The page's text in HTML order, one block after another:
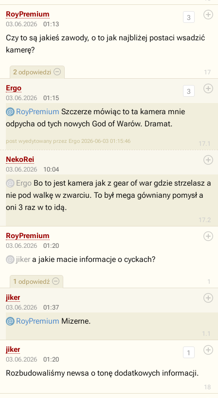
03.06.2026 01:13
17
3
2 odpowiedzi
RoyPremium
Czy to są jakieś zawody, o to jak najbliżej postaci wsadzić
kamerę?
03.06.2026 01:15
17.1
3
Ergo
RoyPremium Szczerze mówiąc to ta kamera mnie
odpycha od tych nowych God of Warów. Dramat.
post wyedytowany przez Ergo 2026-06-03 01:15:46
03.06.2026 10:04
17.2
NekoRei
Ergo Bo to jest kamera jak z gear of war gdzie strzelasz a
nie pod walkę w zwarciu. To był mega gówniany pomysł a
oni 3 raz w to idą.
03.06.2026 01:20
1
1 odpowiedź
RoyPremium
jiker a jakie macie informacje o cyckach?
03.06.2026 01:37
1.1
jiker
RoyPremium Mizerne.
03.06.2026 01:20
18
1
jiker
Rozbudowaliśmy newsa o tonę dodatkowych informacji.